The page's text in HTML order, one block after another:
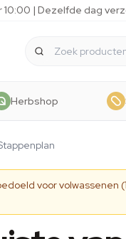
10:00 | Dezelfde dag
Herbshop
voor